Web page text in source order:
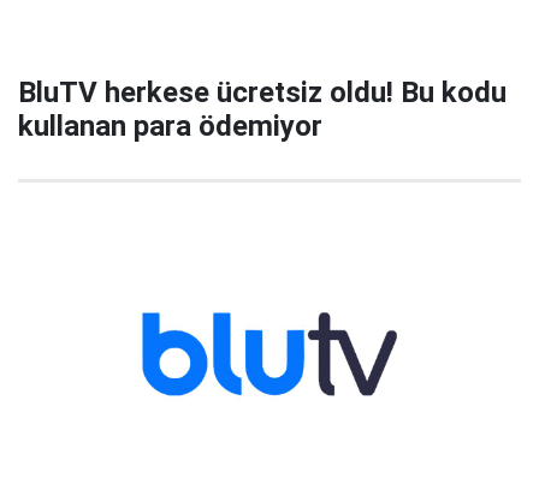
BluTV herkese ücretsiz oldu! Bu kodu
kullanan para ödemiyor